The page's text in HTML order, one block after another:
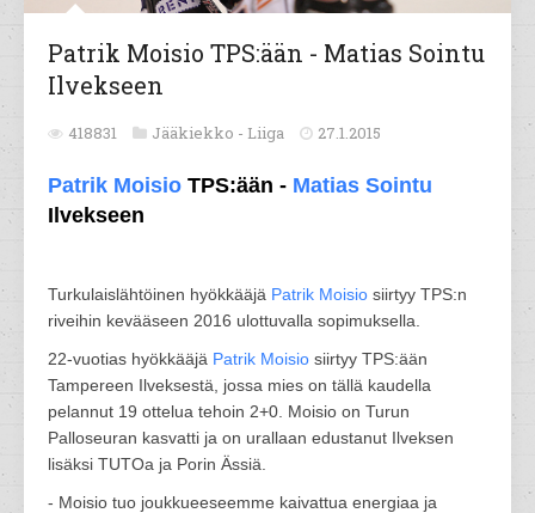
Patrik Moisio TPS:ään - Matias Sointu
Ilvekseen
418831 Jääkiekko - Liiga 27.1.2015
Patrik Moisio TPS:ään - Matias Sointu
Ilvekseen
Turkulaislähtöinen hyökkääjä Patrik Moisio siirtyy TPS:n
riveihin kevääseen 2016 ulottuvalla sopimuksella.
22-vuotias hyökkääjä Patrik Moisio siirtyy TPS:ään
Tampereen Ilveksestä, jossa mies on tällä kaudella
pelannut 19 ottelua tehoin 2+0. Moisio on Turun
Palloseuran kasvatti ja on urallaan edustanut Ilveksen
lisäksi TUTOa ja Porin Ässiä.
- Moisio tuo joukkueeseemme kaivattua energiaa ja